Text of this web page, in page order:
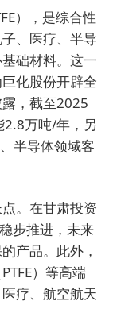
），是综合性
、医疗、半导
础材料。这一
化股份开辟全
，截至2025
2.8万吨/年，另
半导体领域客
。在甘肃投资
步推进，未来
产品。此外，
）等高端
疗、航空航天